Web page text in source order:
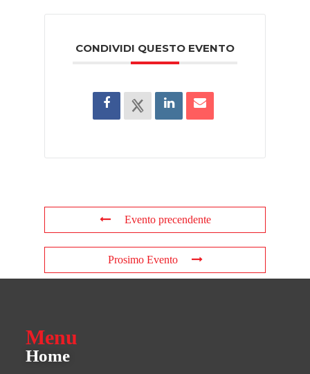
CONDIVIDI QUESTO EVENTO
Evento precendente
Prosimo Evento
Menu
Home